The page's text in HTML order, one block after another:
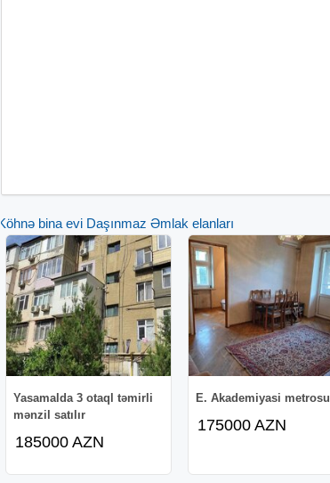
Köhnə bina evi Daşınmaz Əmlak elanları
Yasamalda 3 otaql təmirli
mənzil satılır
185000 AZN
E. Akademiyasi metrosu
175000 AZN